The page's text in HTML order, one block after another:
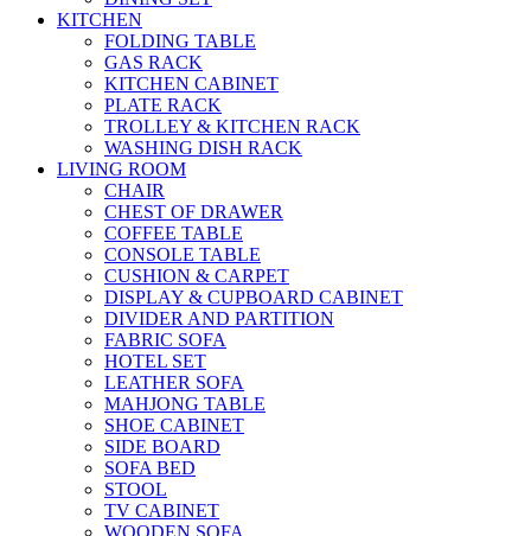
KITCHEN
FOLDING TABLE
GAS RACK
KITCHEN CABINET
PLATE RACK
TROLLEY & KITCHEN RACK
WASHING DISH RACK
LIVING ROOM
CHAIR
CHEST OF DRAWER
COFFEE TABLE
CONSOLE TABLE
CUSHION & CARPET
DISPLAY & CUPBOARD CABINET
DIVIDER AND PARTITION
FABRIC SOFA
HOTEL SET
LEATHER SOFA
MAHJONG TABLE
SHOE CABINET
SIDE BOARD
SOFA BED
STOOL
TV CABINET
WOODEN SOFA